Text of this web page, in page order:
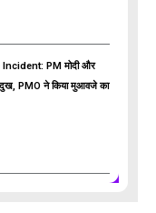
PM मोदी और
दुख, PMO ने किया मुआवजे का